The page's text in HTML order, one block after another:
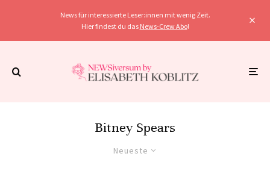
News für interessierte Leser:innen mit wenig Zeit.
Hier findest du das News-Crew Abo!
Bitney Spears
Neueste